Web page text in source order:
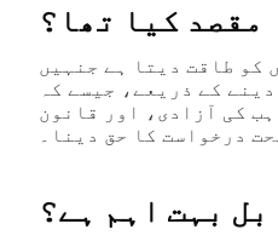
مقصد کیا تھا؟
کو طاقت دیتا ہے جنہیں
کے ذریعے، جیسے کہ
کی آزادی، اور قانون
درخواست کا حق دینا۔
بہت اہم ہے؟